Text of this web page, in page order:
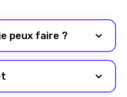
peux faire ?